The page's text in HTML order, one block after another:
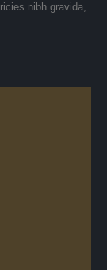
nibh gravida,